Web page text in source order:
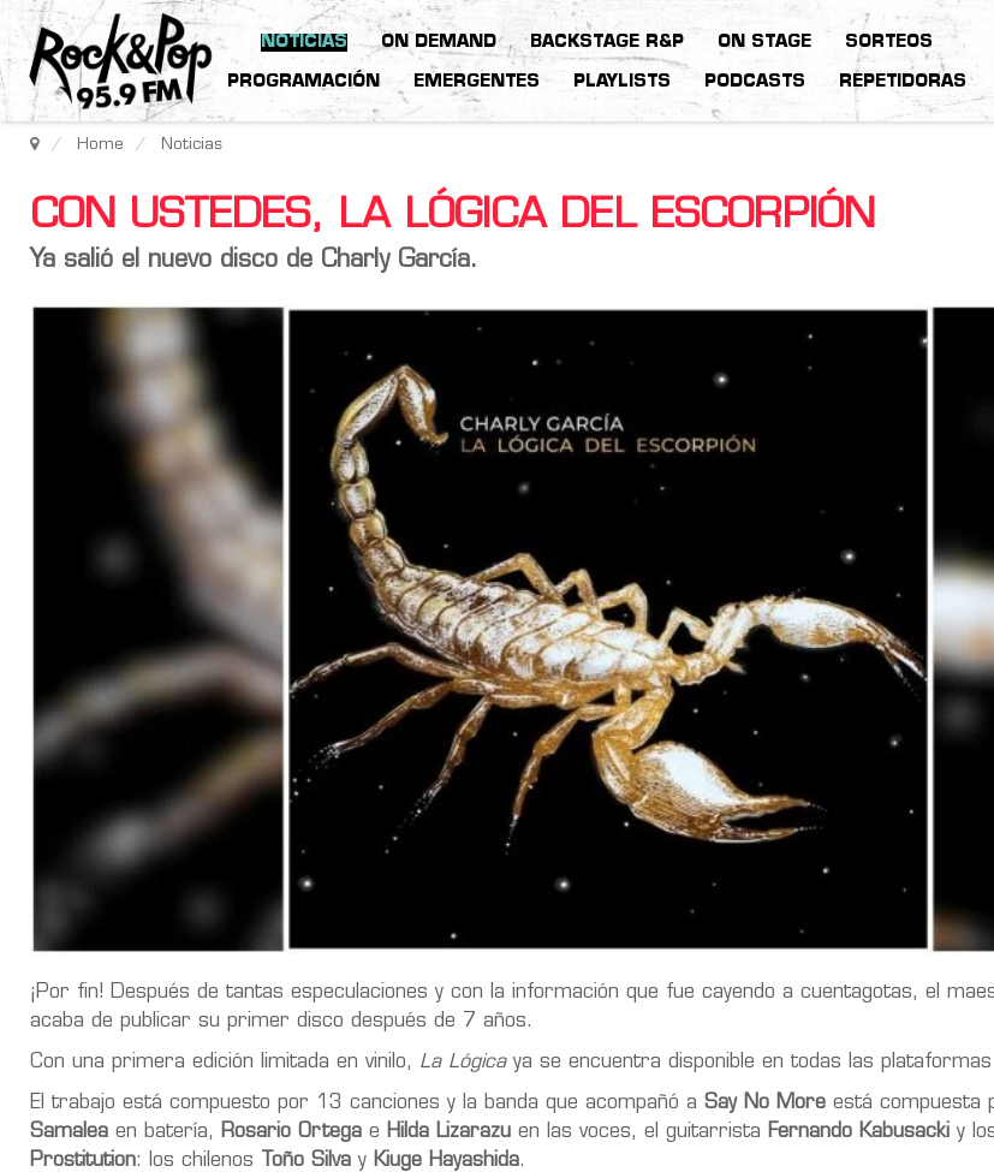
NOTICIAS ON DEMAND BACKSTAGE R&P ON STAGE SORTEOS
PROGRAMACIÓN EMERGENTES PLAYLISTS PODCASTS REPETIDORAS
Home Noticias
CON USTEDES, LA LÓGICA DEL ESCORPIÓN
Ya salió el nuevo disco de Charly García.
¡Por fin! Después de tantas especulaciones y con la información que fue cayendo a cuentagotas, el
acaba de publicar su primer disco después de 7 años.
Con una primera edición limitada en vinilo, La Lógicaya se encuentra disponible en todas las plataformas
El trabajo está compuesto por 13 canciones y la banda que acompañó a Say No More está compuesta
Samalea en batería, Rosario Ortega e Hilda Lizarazu en las voces, el guitarrista Fernando Kabusacki y
Prostitution: los chilenos Toño Silva y Kiuge Hayashida.